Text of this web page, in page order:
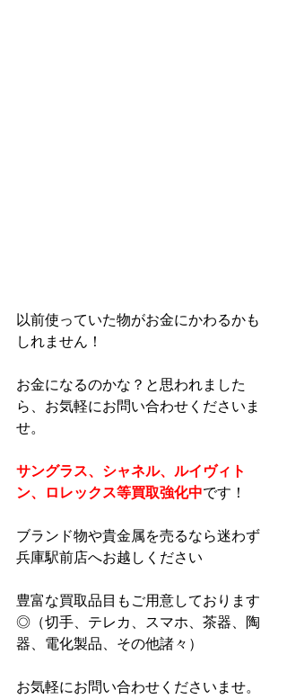
以前使っていた物がお金にかわるかも
しれません！
お金になるのかな？と思われました
ら、お気軽にお問い合わせくださいま
せ。
サングラス、シャネル、ルイヴィト
ン、ロレックス等買取強化中です！
ブランド物や貴金属を売るなら迷わず
兵庫駅前店へお越しください
豊富な買取品目もご用意しております
◎（切手、テレカ、スマホ、茶器、陶
器、電化製品、その他諸々）
お気軽にお問い合わせくださいませ。